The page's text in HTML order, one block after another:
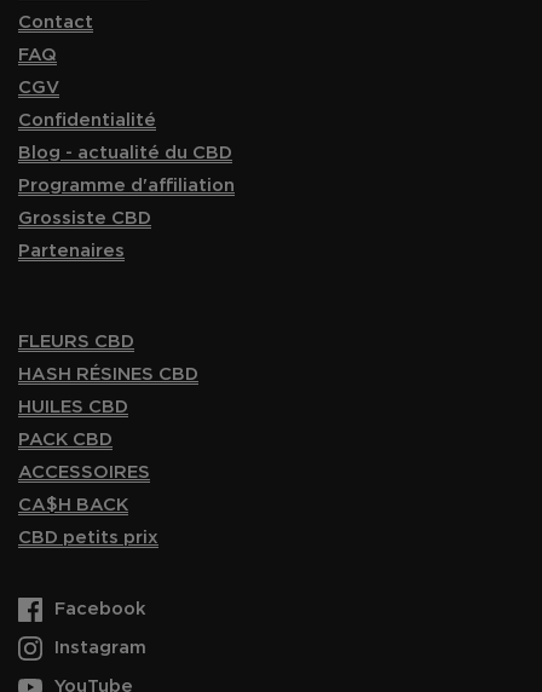
Contact
FAQ
CGV
Confidentialité
Blog - actualité du CBD
Programme d'affiliation
Grossiste CBD
Partenaires
FLEURS CBD
HASH RÉSINES CBD
HUILES CBD
PACK CBD
ACCESSOIRES
CA$H BACK
CBD petits prix
Facebook
Instagram
YouTube